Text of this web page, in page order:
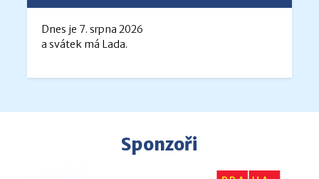
Dnes je 7. srpna 2026
a svátek má Lada.
Sponzoři